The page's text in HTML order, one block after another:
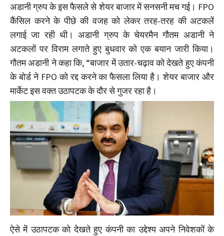
अडानी ग्रुप के इस फैसले से शेयर बाजार में सनसनी मच गई। FPO
कैंसिल करने के पीछे की वजह को लेकर तरह-तरह की अटकलें
लगाई जा रही थी। अडानी ग्रुप के चेयरमैन गौतम अडानी ने
अटकलों पर विराम लगाते हुए बुधवार को एक बयान जारी किया।
गौतम अडानी ने कहा कि, “बाजार में उतार-चढ़ाव को देखते हुए कंपनी
के बोर्ड ने FPO को रद्द करने का फैसला लिया है। शेयर बाजार और
मार्केट इस वक्त उठापटक के दौर से गुजर रहा है।
ऐसे में उठापटक को देखते हुए कंपनी का उद्देश्य अपने निवेशकों के